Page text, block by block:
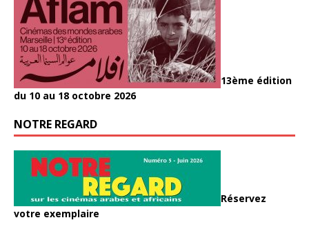
13ème édition
du 10 au 18 octobre 2026
NOTRE REGARD
Réservez
votre exemplaire